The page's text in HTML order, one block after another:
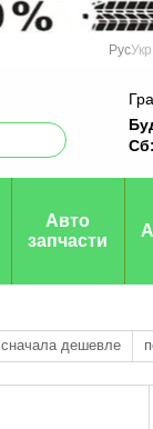
РусУкр
Сб:
Авто
запчасти
сначала дешевле